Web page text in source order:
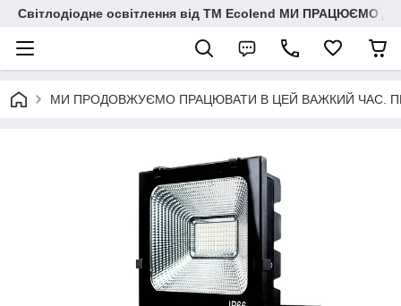
Світлодіодне освітлення від ТМ Ecolend МИ ПРАЦЮЄМО
МИ ПРОДОВЖУЄМО ПРАЦЮВАТИ В ЦЕЙ ВАЖКИЙ ЧАС.